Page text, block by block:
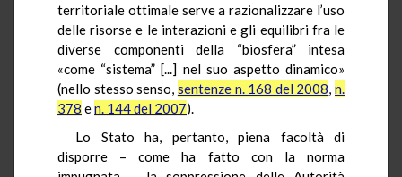
territoriale ottimale serve a razionalizzare l’uso
delle risorse e le interazioni e gli equilibri fra le
diverse componenti della “biosfera” intesa
«come “sistema” [...] nel suo aspetto dinamico»
(nello stesso senso, sentenze n. 168 del 2008, n.
378 en. 144 del 2007).
Lo Stato ha, pertanto, piena facoltà di
disporre – come ha fatto con la norma